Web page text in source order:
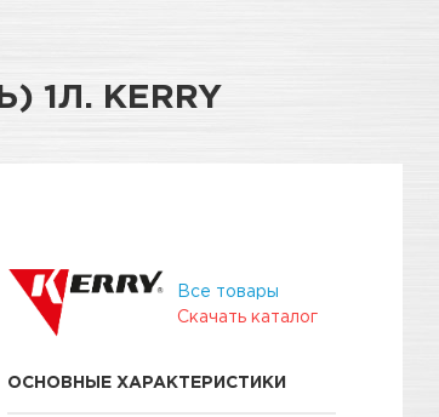
KERRY
Все товары
Скачать каталог
ОСНОВНЫЕ ХАРАКТЕРИСТИКИ